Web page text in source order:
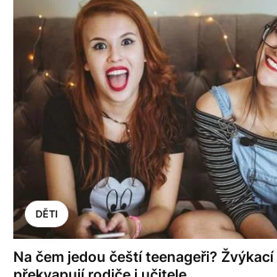
DĚTI
Na čem jedou čeští teenageři?